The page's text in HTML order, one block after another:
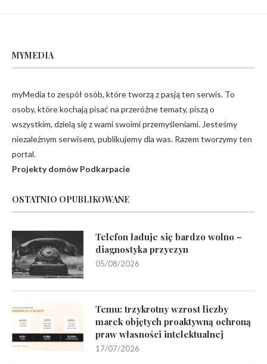
MYMEDIA
myMedia to zespół osób, które tworzą z pasją ten serwis. To
osoby, które kochają pisać na przeróżne tematy, piszą o
wszystkim, dzielą się z wami swoimi przemyśleniami. Jesteśmy
niezależnym serwisem, publikujemy dla was. Razem tworzymy ten
portal.
Projekty domów Podkarpacie
OSTATNIO OPUBLIKOWANE
Telefon ładuje się bardzo wolno –
diagnostyka przyczyn
05/08/2026
Temu: trzykrotny wzrost liczby
marek objętych proaktywną ochroną
praw własności intelektualnej
17/07/2026